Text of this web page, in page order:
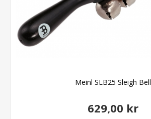
Meinl SLB25 Sleigh Bell
629,00 kr